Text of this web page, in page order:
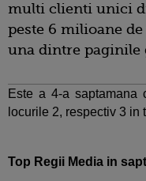
multi clienti unici
peste 6 milioane
una dintre paginile
Este a 4-a saptamana
locurile 2, respectiv 3
Top Regii Media in